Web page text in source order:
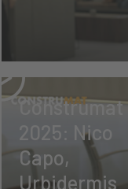
Construmat
2025: Nico
Capo,
Urbidermis